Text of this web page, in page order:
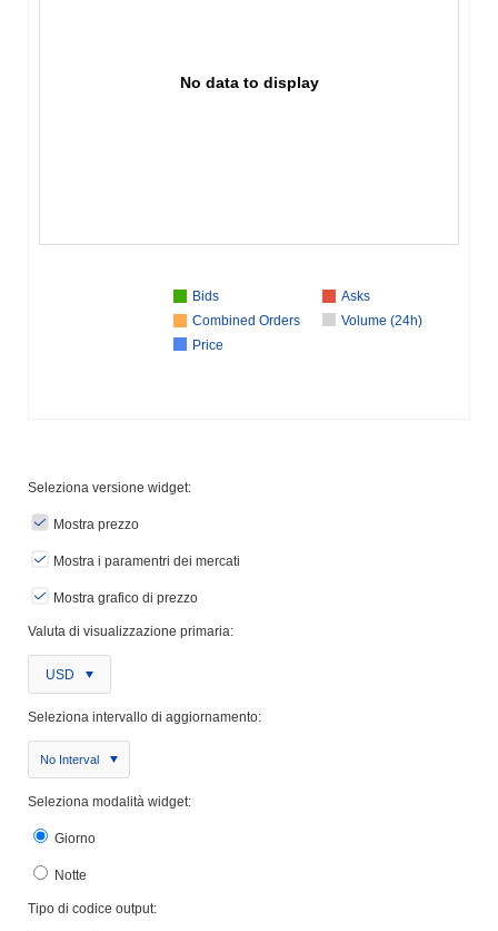
No data to display
Bids
Asks
Combined Orders
Volume (24h)
Price
Seleziona versione widget:
Mostra prezzo
Mostra i paramentri dei mercati
Mostra grafico di prezzo
Valuta di visualizzazione primaria:
USD
Seleziona intervallo di aggiornamento:
No Interval
Seleziona modalità widget:
Giorno
Notte
Tipo di codice output: